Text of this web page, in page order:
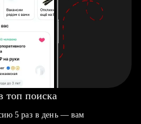
топ поиска
5 раз в день — вам